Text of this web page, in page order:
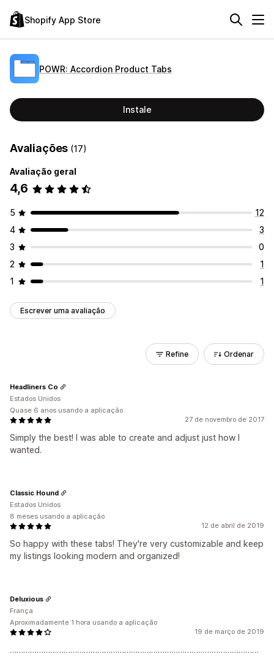
Shopify App Store
POWR: Accordion Product Tabs
Instale
Avaliações (17)
Avaliação geral
4,6
5
12
4
3
3
0
2
1
1
1
Escrever uma avaliação
Refine Ordenar
27 de novembro de 2017
Simply the best! I was able to create and adjust just how I
wanted.
Headliners Co
Estados Unidos
Quase 6 anos usando a aplicação
12 de abril de 2019
So happy with these tabs! They're very customizable and keep
my listings looking modern and organized!
Classic Hound
Estados Unidos
8 meses usando a aplicação
19 de março de 2019
…………………………………………………………………………………………………
Deluxious
França
Aproximadamente 1 hora usando a aplicação